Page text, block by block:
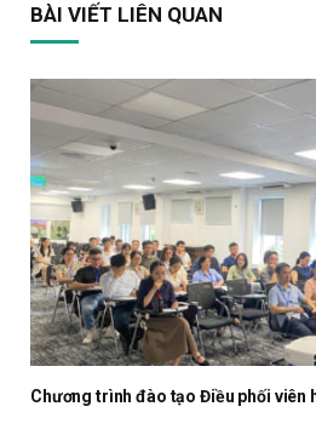
BÀI VIẾT LIÊN QUAN
Chương trình đào tạo Điều phối viên